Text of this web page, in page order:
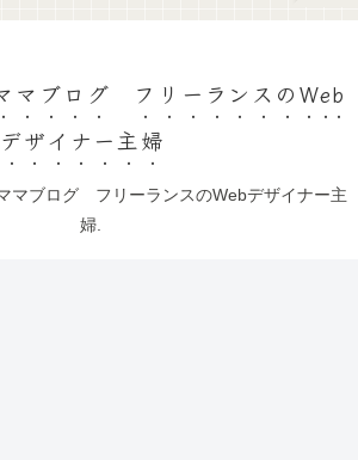
マブログ フリーランスのWeb
デザイナー主婦
マブログ フリーランスのWebデザイナー主
婦.